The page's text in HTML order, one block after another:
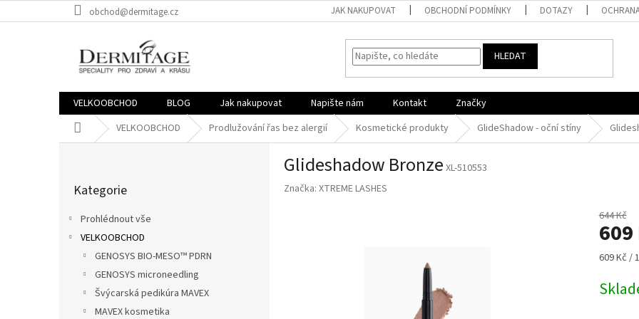
na
obchod@dermitage.cz JAK NAKUPOVAT OBCHODNÍ PODMÍNKY DOTAZY
HLEDAT
VELKOOBCHOD BLOG Jak nakupovat Napište nám Kontakt
Značky
Domů VELKOOBCHOD Prodlužování řas bez alergií Kosmetické produkty GlideShadow - oční stíny
kategorie
Kategorie
Prohlédnout vše
VELKOOBCHOD
GENOSYS BIO-MESO™ PDRN
GENOSYS microneedling
Švýcarská pedikúra MAVEX
MAVEX kosmetika
Glideshadow Bronze XL-510553
Značka: XTREME LASHES
644 Kč
609
Měrná
609 Kč /